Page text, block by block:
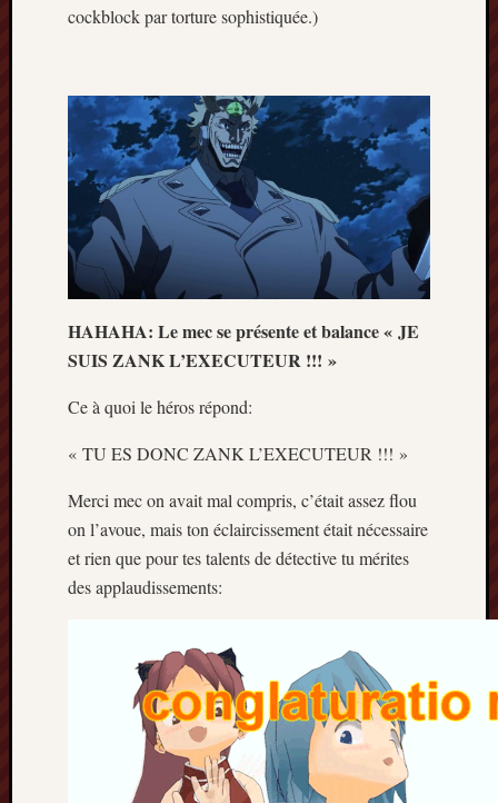
cockblock par torture sophistiquée.)
HAHAHA: Le mec se présente et balance « JE
SUIS ZANK L’EXECUTEUR !!! »
Ce à quoi le héros répond:
« TU ES DONC ZANK L’EXECUTEUR !!! »
Merci mec on avait mal compris, c’était assez flou
on l’avoue, mais ton éclaircissement était nécessaire
et rien que pour tes talents de détective tu mérites
des applaudissements: